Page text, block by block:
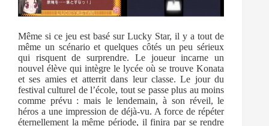
Même si ce jeu est basé sur Lucky Star, il y a tout de
même un scénario et quelques côtés un peu sérieux
qui risquent de surprendre. Le joueur incarne un
nouvel élève qui intègre le lycée où se trouve Konata
et ses amies et atterrit dans leur classe. Le jour du
festival culturel de l’école, tout se passe plus au moins
comme prévu : mais le lendemain, à son réveil, le
héros a une impression de déjà-vu. A force de répéter
éternellement la même période, il finira par se rendre